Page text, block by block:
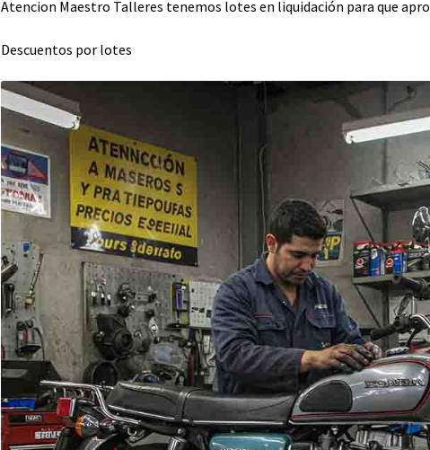
Atencion Maestro Talleres tenemos lotes en liquidación para que
Descuentos por lotes